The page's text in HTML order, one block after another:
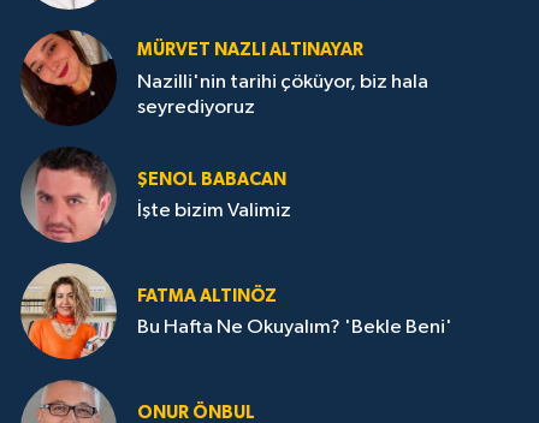
MÜRVET NAZLI ALTINAYAR
Nazilli'nin tarihi çöküyor, biz hala
seyrediyoruz
ŞENOL BABACAN
İşte bizim Valimiz
FATMA ALTINÖZ
Bu Hafta Ne Okuyalım? 'Bekle Beni'
ONUR ÖNBUL